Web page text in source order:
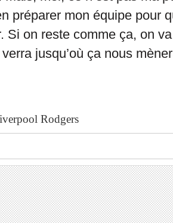
préparer mon équipe pour
Si on reste comme ça, on
jusqu’où ça nous
Rodgers